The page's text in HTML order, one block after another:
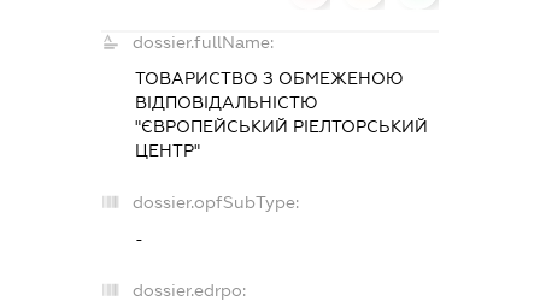
dossier.fullName:
ТОВАРИСТВО З ОБМЕЖЕНОЮ
ВІДПОВІДАЛЬНІСТЮ
"ЄВРОПЕЙСЬКИЙ РІЕЛТОРСЬКИЙ
ЦЕНТР"
dossier.opfSubType:
-
dossier.edrpo: